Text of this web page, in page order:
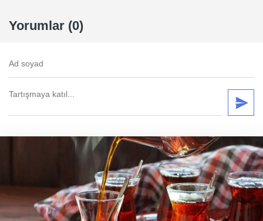
Yorumlar (0)